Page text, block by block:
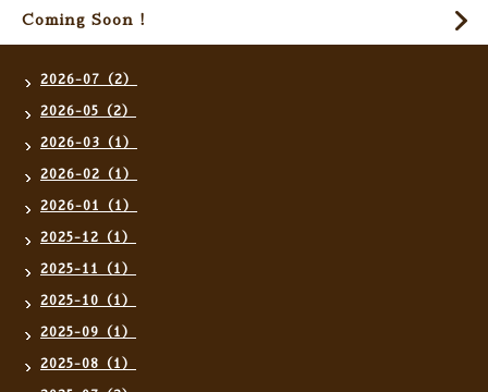
Coming Soon !
2026-07（2）
2026-05（2）
2026-03（1）
2026-02（1）
2026-01（1）
2025-12（1）
2025-11（1）
2025-10（1）
2025-09（1）
2025-08（1）